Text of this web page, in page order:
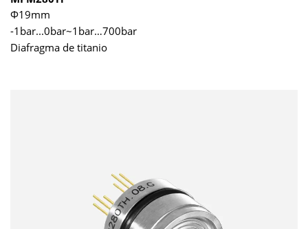
Φ19mm
-1bar...0bar~1bar…700bar
Diafragma de titanio